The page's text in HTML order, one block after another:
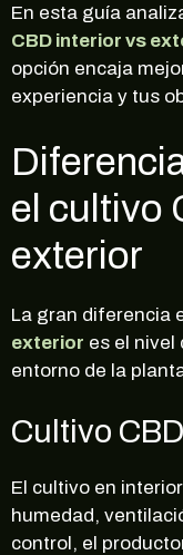
En esta guía
CBD interior vs
opción encaja
experiencia y tus
el cultivo
exterior
La gran diferencia
exterior es el nivel
entorno de la
Cultivo
El cultivo en
humedad,
control, el